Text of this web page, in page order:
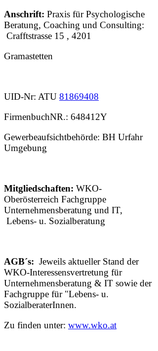
Anschrift: Praxis für Psychologische
Beratung, Coaching und Consulting:
Crafftstrasse 15 , 4201
Gramastetten
UID-Nr: ATU 81869408
FirmenbuchNR.: 648412Y
Gewerbeaufsichtbehörde: BH Urfahr
Umgebung
Mitgliedschaften: WKO-
Oberösterreich Fachgruppe
Unternehmensberatung und IT,
Lebens- u. Sozialberatung
AGB´s: Jeweils aktueller Stand der
WKO-Interessensvertretung für
Unternehmensberatung & IT sowie der
Fachgruppe für "Lebens- u.
SozialberaterInnen.
Zu finden unter: www.wko.at